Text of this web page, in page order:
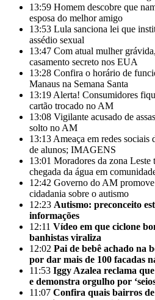
13:59 Homem descobre que
esposa do melhor amigo
13:53 Lula sanciona lei que
assédio sexual
13:47 Com atual mulher
casamento secreto nos EUA
13:28 Confira o horário de
Manaus na Semana Santa
13:19 Alerta! Consumidores
cartão trocado no AM
13:08 Vigilante acusado de
solto no AM
13:13 Ameaça em redes sociais
de alunos; IMAGENS
13:01 Moradores da zona Leste
chegada da água em
12:42 Governo do AM promove
cidadania sobre o autismo
12:23 Autismo: preconceito
informações
12:11 Vídeo em que ciclone
banhistas viraliza
12:02 Pai de bebê achado na
por dar mais de 100 facadas
11:53 Iggy Azalea reclama que
e demonstra orgulho por
11:07 Confira quais bairros